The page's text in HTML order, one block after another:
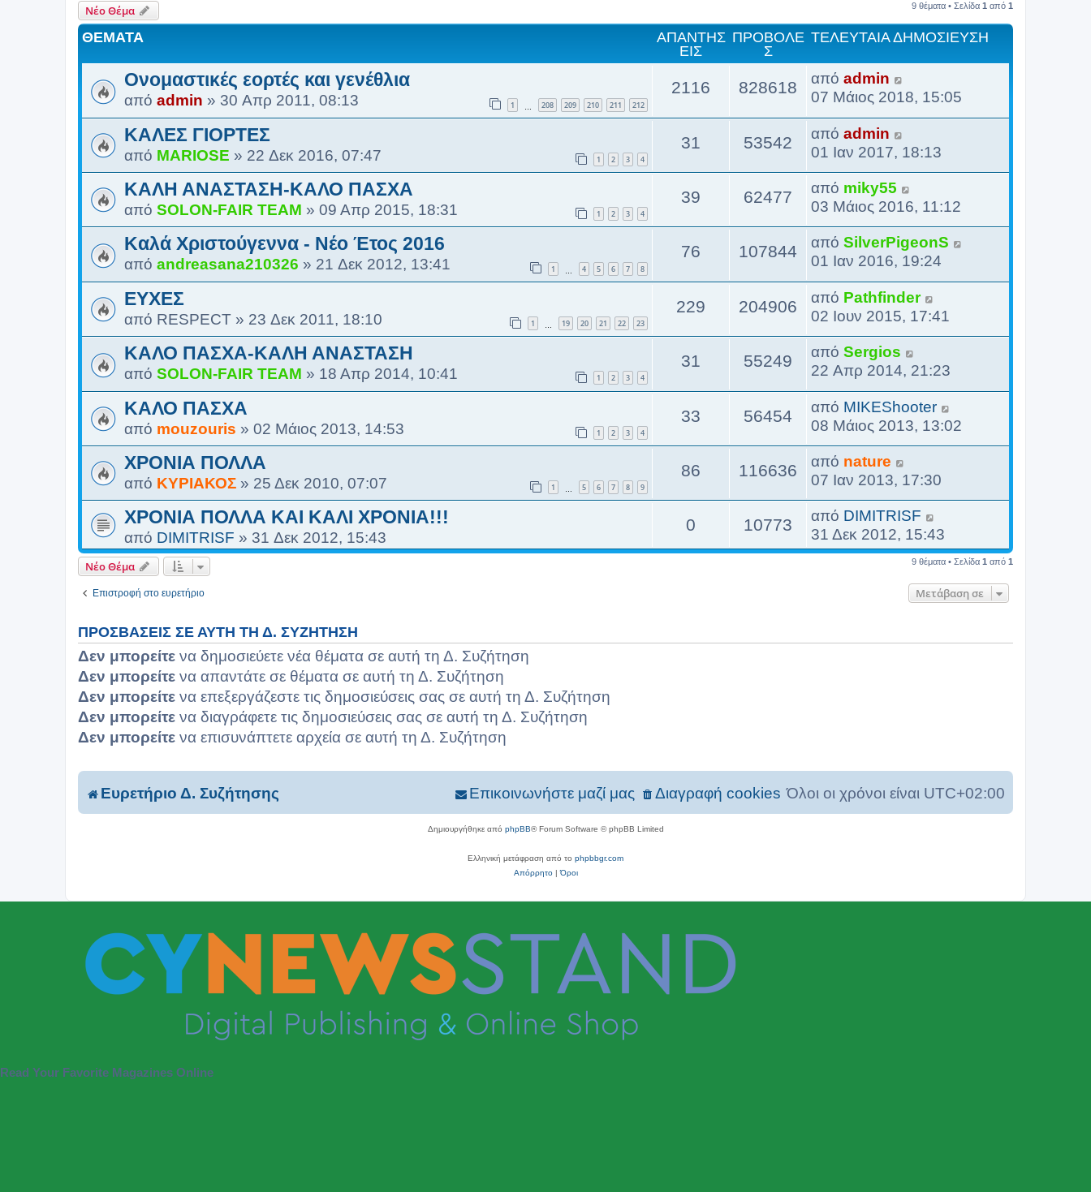
Νέο Θέμα 9 θέματα • Σελίδα 1 από 1
ΘΈΜΑΤΑ
ΑΠΑΝΤΉΣ
ΕΙΣ
ΠΡΟΒΟΛΈ
Σ
ΤΕΛΕΥΤΑΊΑ ΔΗΜΟΣΊΕΥΣΗ
Ονομαστικές εορτές και γενέθλια
από admin » 30 Απρ 2011, 08:13 1 208 209 210 211 212
2116 828618 από admin
07 Μάιος 2018, 15:05
ΚΑΛΕΣ ΓΙΟΡΤΕΣ
από MARIOSE » 22 Δεκ 2016, 07:47 1 2 3 4
31 53542 από admin
01 Ιαν 2017, 18:13
ΚΑΛΗ ΑΝΑΣΤΑΣΗ-ΚΑΛΟ ΠΑΣΧΑ
από SOLON-FAIR ΤΕΑΜ » 09 Απρ 2015, 18:31 1 2 3 4
39 62477 από miky55
03 Μάιος 2016, 11:12
Kαλά Χριστούγεννα - Νέο Έτος 2016
από andreasana210326 » 21 Δεκ 2012, 13:41 1 4 5 6 7 8
76 107844 από SilverPigeonS
01 Ιαν 2016, 19:24
ΕΥΧΕΣ
από RESPECT » 23 Δεκ 2011, 18:10 1 … 19 20 21 22 23
229 204906 από Pathfinder
02 Ιουν 2015, 17:41
ΚΑΛΟ ΠΑΣΧΑ-ΚΑΛΗ ΑΝΑΣΤΑΣΗ
από SOLON-FAIR ΤΕΑΜ » 18 Απρ 2014, 10:41 1 2 3 4
31 55249 από Sergios
22 Απρ 2014, 21:23
ΚΑΛΟ ΠΑΣΧΑ
από mouzouris » 02 Μάιος 2013, 14:53 1 2 3 4
33 56454 από MIKEShooter
08 Μάιος 2013, 13:02
ΧΡΟΝΙΑ ΠΟΛΛΑ
από ΚΥΡΙΑΚΟΣ » 25 Δεκ 2010, 07:07 1 … 5 6 7 8 9
86 116636 από nature
07 Ιαν 2013, 17:30
ΧΡΟΝΙΑ ΠΟΛΛΑ ΚΑΙ ΚΑΛΙ ΧΡΟΝΙΑ!!!
από DIMITRISF » 31 Δεκ 2012, 15:43
0 10773 από DIMITRISF
31 Δεκ 2012, 15:43
Νέο Θέμα 9 θέματα • Σελίδα 1 από 1
Επιστροφή στο ευρετήριο Μετάβαση σε
ΠΡΟΣΒΆΣΕΙΣ ΣΕ ΑΥΤΉ ΤΗ Δ. ΣΥΖΉΤΗΣΗ
Δεν μπορείτε να δημοσιεύετε νέα θέματα σε αυτή τη Δ. Συζήτηση
Δεν μπορείτε να απαντάτε σε θέματα σε αυτή τη Δ. Συζήτηση
Δεν μπορείτε να επεξεργάζεστε τις δημοσιεύσεις σας σε αυτή τη Δ. Συζήτηση
Δεν μπορείτε να διαγράφετε τις δημοσιεύσεις σας σε αυτή τη Δ. Συζήτηση
Δεν μπορείτε να επισυνάπτετε αρχεία σε αυτή τη Δ. Συζήτηση
Ευρετήριο Δ. Συζήτησης Όλοι οι χρόνοι είναι UTC+02:00
Διαγραφή cookies
Επικοινωνήστε μαζί μας
Δημιουργήθηκε από phpBB® Forum Software © phpBB Limited
Ελληνική μετάφραση από το phpbbgr.com
Απόρρητο|Όροι
Read Your Favorite Magazines Online